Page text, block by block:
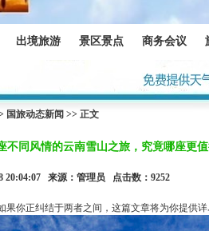
出境旅游 景区景点 商务会议
国旅动态新闻 >> 正文
不同风情的云南雪山之旅，究竟哪座更值
20:04:07 来源：管理员 点击数：9252
你正纠结于两者之间，这篇文章将为你提供详